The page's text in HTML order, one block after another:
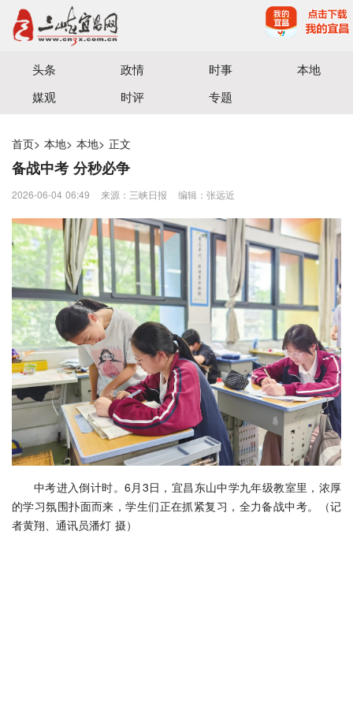
宜昌三峡融媒体中心主办
头条 政情 时事
本地
媒观
时评 专题
首页> 本地> 本地> 正文
备战中考 分秒必争
2026-06-04 06:49 来源：三峡日报 编辑：张远近
中考进入倒计时。6月3日，宜昌东山中学九年级教室里，浓厚
的学习氛围扑面而来，学生们正在抓紧复习，全力备战中考。（记
者黄翔、通讯员潘灯 摄）